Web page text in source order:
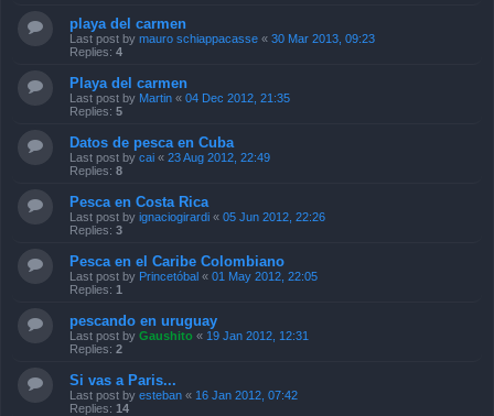
playa del carmen
Last post by mauro schiappacasse « 30 Mar 2013, 09:23
Replies: 4
Playa del carmen
Last post by Martin « 04 Dec 2012, 21:35
Replies: 5
Datos de pesca en Cuba
Last post by cai « 23 Aug 2012, 22:49
Replies: 8
Pesca en Costa Rica
Last post by ignaciogirardi « 05 Jun 2012, 22:26
Replies: 3
Pesca en el Caribe Colombiano
Last post by Princetóbal « 01 May 2012, 22:05
Replies: 1
pescando en uruguay
Last post by Gaushito « 19 Jan 2012, 12:31
Replies: 2
Si vas a Paris...
Last post by esteban « 16 Jan 2012, 07:42
Replies: 14